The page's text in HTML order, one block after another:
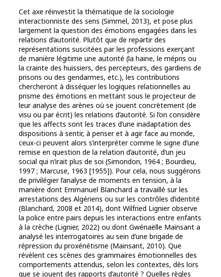
Cet axe réinvestit la thématique de la sociologie
interactionniste des sens (Simmel, 2013), et pose plus
largement la question des émotions engagées dans les
relations d’autorité. Plutôt que de repartir des
représentations suscitées par les professions exerçant
de manière légitime une autorité (la haine, le mépris ou
la crainte des huissiers, des percepteurs, des gardiens de
prisons ou des gendarmes, etc.), les contributions
chercheront à disséquer les logiques relationnelles au
prisme des émotions en mettant sous le projecteur de
leur analyse des arènes où se jouent concrètement (de
visu ou par écrit) les relations d’autorité. Si l’on considère
que les affects sont les traces d’une inadaptation des
dispositions à sentir, à penser et à agir face au monde,
ceux-ci peuvent alors s’interpréter comme le signe d’une
remise en question de la relation d’autorité, d’un jeu
social qui n’irait plus de soi (Simondon, 1964 ; Bourdieu,
1997 ; Marcuse, 1963 [1955]). Pour cela, nous suggérons
de privilégier l’analyse de moments en tension, à la
manière dont Emmanuel Blanchard a travaillé sur les
arrestations des Algériens ou sur les contrôles d’identité
(Blanchard, 2008 et 2014), dont Wilfried Lignier observe
la police entre pairs depuis les interactions entre enfants
à la crèche (Lignier, 2022) ou dont Gwénaëlle Mainsant a
analysé les interrogatoires au sein d’une brigade de
répression du proxénétisme (Mainsant, 2010). Que
révèlent ces scènes des grammaires émotionnelles des
comportements attendus, selon les contextes, dès lors
que se jouent des rapports d’autorité ? Quelles règles